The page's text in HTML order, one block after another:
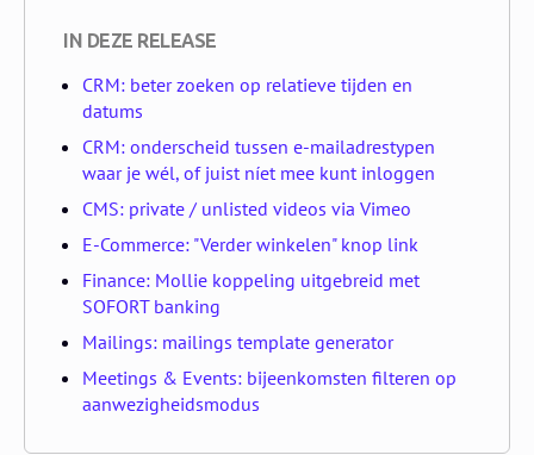
IN DEZE RELEASE
CRM: beter zoeken op relatieve tijden en
datums
CRM: onderscheid tussen e-mailadrestypen
waar je wél, of juist níet mee kunt inloggen
CMS: private / unlisted videos via Vimeo
E-Commerce: "Verder winkelen" knop link
Finance: Mollie koppeling uitgebreid met
SOFORT banking
Mailings: mailings template generator
Meetings & Events: bijeenkomsten filteren op
aanwezigheidsmodus